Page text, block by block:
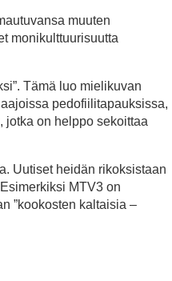
muuten
monikulttuurisuutta
Tämä luo mielikuvan
pedofiilitapauksissa,
jotka on helppo sekoittaa
Uutiset heidän rikoksistaan
MTV3 on
”kookosten kaltaisia –